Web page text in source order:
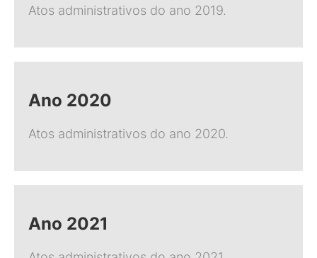
Atos administrativos do ano 2019.
Ano 2020
Atos administrativos do ano 2020.
Ano 2021